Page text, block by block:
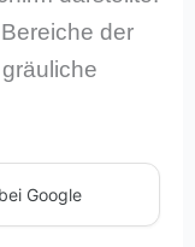
der
Google